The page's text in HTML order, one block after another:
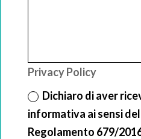
Privacy Policy
Dichiaro di aver
informativa ai sensi
Regolamento 679/